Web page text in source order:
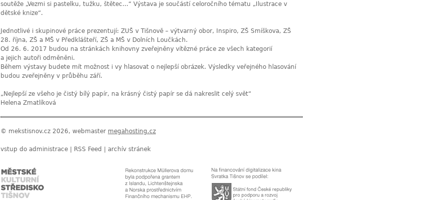
soutěže „Vezmi si pastelku, tužku, štětec…“ Výstava je součástí celoročního tématu „Ilustrace v
dětské knize“.
Jednotlivé i skupinové práce prezentují: ZUŠ v Tišnově – výtvarný obor, Inspiro, ZŠ Smíškova, ZŠ
28. října, ZŠ a MŠ v Předklášteří, ZŠ a MŠ v Dolních Loučkách.
Od 26. 6. 2017 budou na stránkách knihovny zveřejněny vítězné práce ze všech kategorií
a jejich autoři odměněni.
Během výstavy budete mít možnost i vy hlasovat o nejlepší obrázek. Výsledky veřejného hlasování
budou zveřejněny v průběhu září.
„Nejlepší ze všeho je čistý bílý papír, na krásný čistý papír se dá nakreslit celý svět“
Helena Zmatlíková
© mekstisnov.cz 2026, webmaster megahosting.cz
vstup do administrace RSS Feed archív stránek